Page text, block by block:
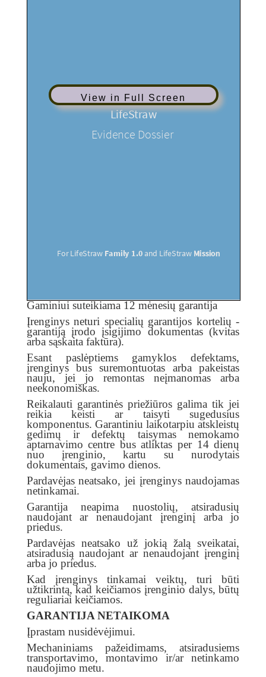
View in Full Screen
Gaminiui suteikiama 12 mėnesių garantija
Įrenginys neturi specialių garantijos kortelių -
garantiją įrodo įsigijimo dokumentas (kvitas
arba sąskaita faktūra).
Esant paslėptiems gamyklos defektams,
įrenginys bus suremontuotas arba pakeistas
nauju, jei jo remontas neįmanomas arba
neekonomiškas.
Reikalauti garantinės priežiūros galima tik jei
reikia keisti ar taisyti sugedusius
komponentus. Garantiniu laikotarpiu atskleistų
gedimų ir defektų taisymas nemokamo
aptarnavimo centre bus atliktas per 14 dienų
nuo įrenginio, kartu su nurodytais
dokumentais, gavimo dienos.
Pardavėjas neatsako, jei įrenginys naudojamas
netinkamai.
Garantija neapima nuostolių, atsiradusių
naudojant ar nenaudojant įrenginį arba jo
priedus.
Pardavėjas neatsako už jokią žalą sveikatai,
atsiradusią naudojant ar nenaudojant įrenginį
arba jo priedus.
Kad įrenginys tinkamai veiktų, turi būti
užtikrintą, kad keičiamos įrenginio dalys, būtų
reguliariai keičiamos.
GARANTIJA NETAIKOMA
Įprastam nusidėvėjimui.
Mechaniniams pažeidimams, atsiradusiems
transportavimo, montavimo ir/ar netinkamo
naudojimo metu.